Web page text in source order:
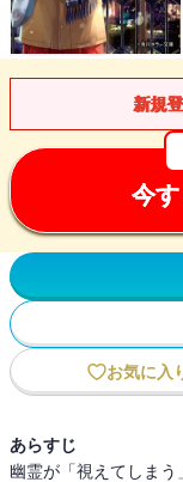
新規
今
お気に入
あらすじ
幽霊が「視えてしま